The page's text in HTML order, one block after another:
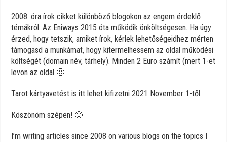
2008. óra írok cikket különböző blogokon az engem érdeklő
témákról. Az Eniways 2015 óta működik önköltségesen. Ha úgy
érzed, hogy tetszik, amiket írok, kérlek lehetőségeidhez mérten
támogasd a munkámat, hogy kitermelhessem az oldal működési
költségét (domain név, tárhely). Minden 2 Euro számít (mert 1-et
levon az oldal 🙂 .
Tarot kártyavetést is itt lehet kifizetni 2021 November 1-től.
Köszönöm szépen! 🙂
I’m writing articles since 2008 on various blogs on the topics I